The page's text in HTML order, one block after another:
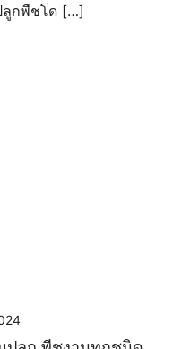
ลูกพืชโด […]